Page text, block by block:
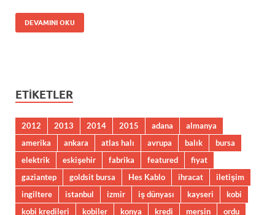
DEVAMINI OKU
ETIKETLER
2012 2013 2014 2015 adana
almanya
amerika
ankara atlas halı avrupa balık
bursa
elektrik
eskişehir fabrika featured
fiyat
gaziantep
goldsit bursa Hes Kablo ihracat
iletişim
ingiltere
istanbul izmir iş dünyası kayseri
kobi
kobi kredileri
kobiler konya kredi mersin
ordu